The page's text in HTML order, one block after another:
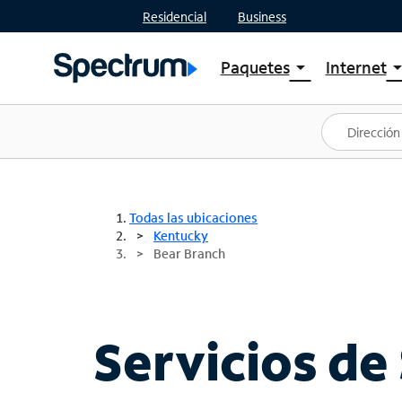
Residencial Business
Paquetesarrow_drop_down
Ver paquetes
Spectrum One
Mejores ofertas
Internetarrow_drop_down
Planes
Todas las ubicaciones
Kentucky
Bear Branch
Servicios